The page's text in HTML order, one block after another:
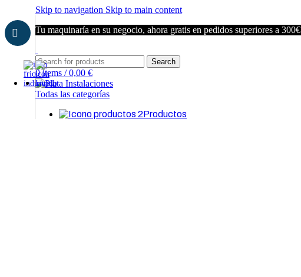
Skip to navigation Skip to main content
Tu maquinaría en su negocio, ahora gratis en pedidos superiores a 300€
Search
0items / 0,00 €
Todas las categorías
Productos